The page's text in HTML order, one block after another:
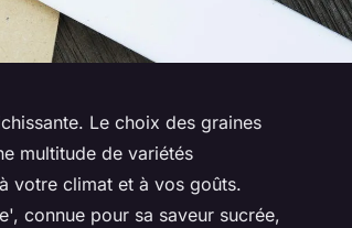
Le choix des graines
multitude de variétés
votre climat et à vos goûts.
connue pour sa saveur sucrée,